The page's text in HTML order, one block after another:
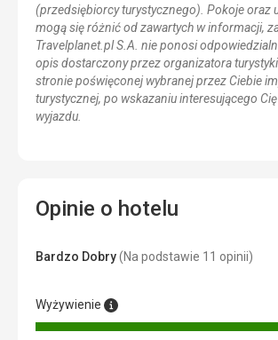
(przedsiębiorcy turystycznego). Pokoje oraz
mogą się różnić od zawartych w informacji,
Travelplanet.pl S.A. nie ponosi
opis dostarczony przez organizatora
stronie poświęconej wybranej przez Ciebie
turystycznej, po wskazaniu interesującego
wyjazdu.
Opinie o hotelu
Bardzo Dobry(Na podstawie 11 opinii)
Wyżywienie